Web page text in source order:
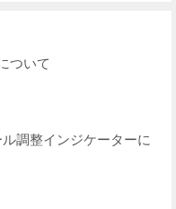
ついて
調整インジケーターに